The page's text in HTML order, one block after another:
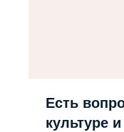
Есть
культуре